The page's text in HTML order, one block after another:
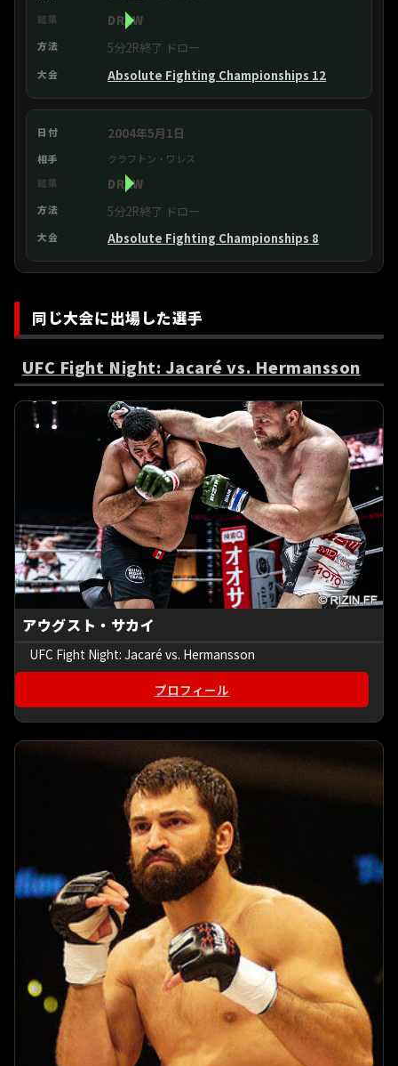
DRAW
5分2R終了 ドロー
Absolute Fighting Championships 12
2004年5月1日
クラフトン・ワレス
DRAW
5分2R終了 ドロー
Absolute Fighting Championships 8
同じ大会に出場した選手
UFC Fight Night: Jacaré vs. Hermansson
アウグスト・サカイ
UFC Fight Night: Jacaré vs. Hermansson
プロフィール